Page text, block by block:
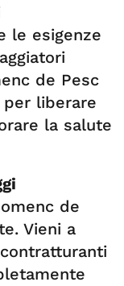
le esigenze
de Pesc
liberare
la salute
de
Vieni a